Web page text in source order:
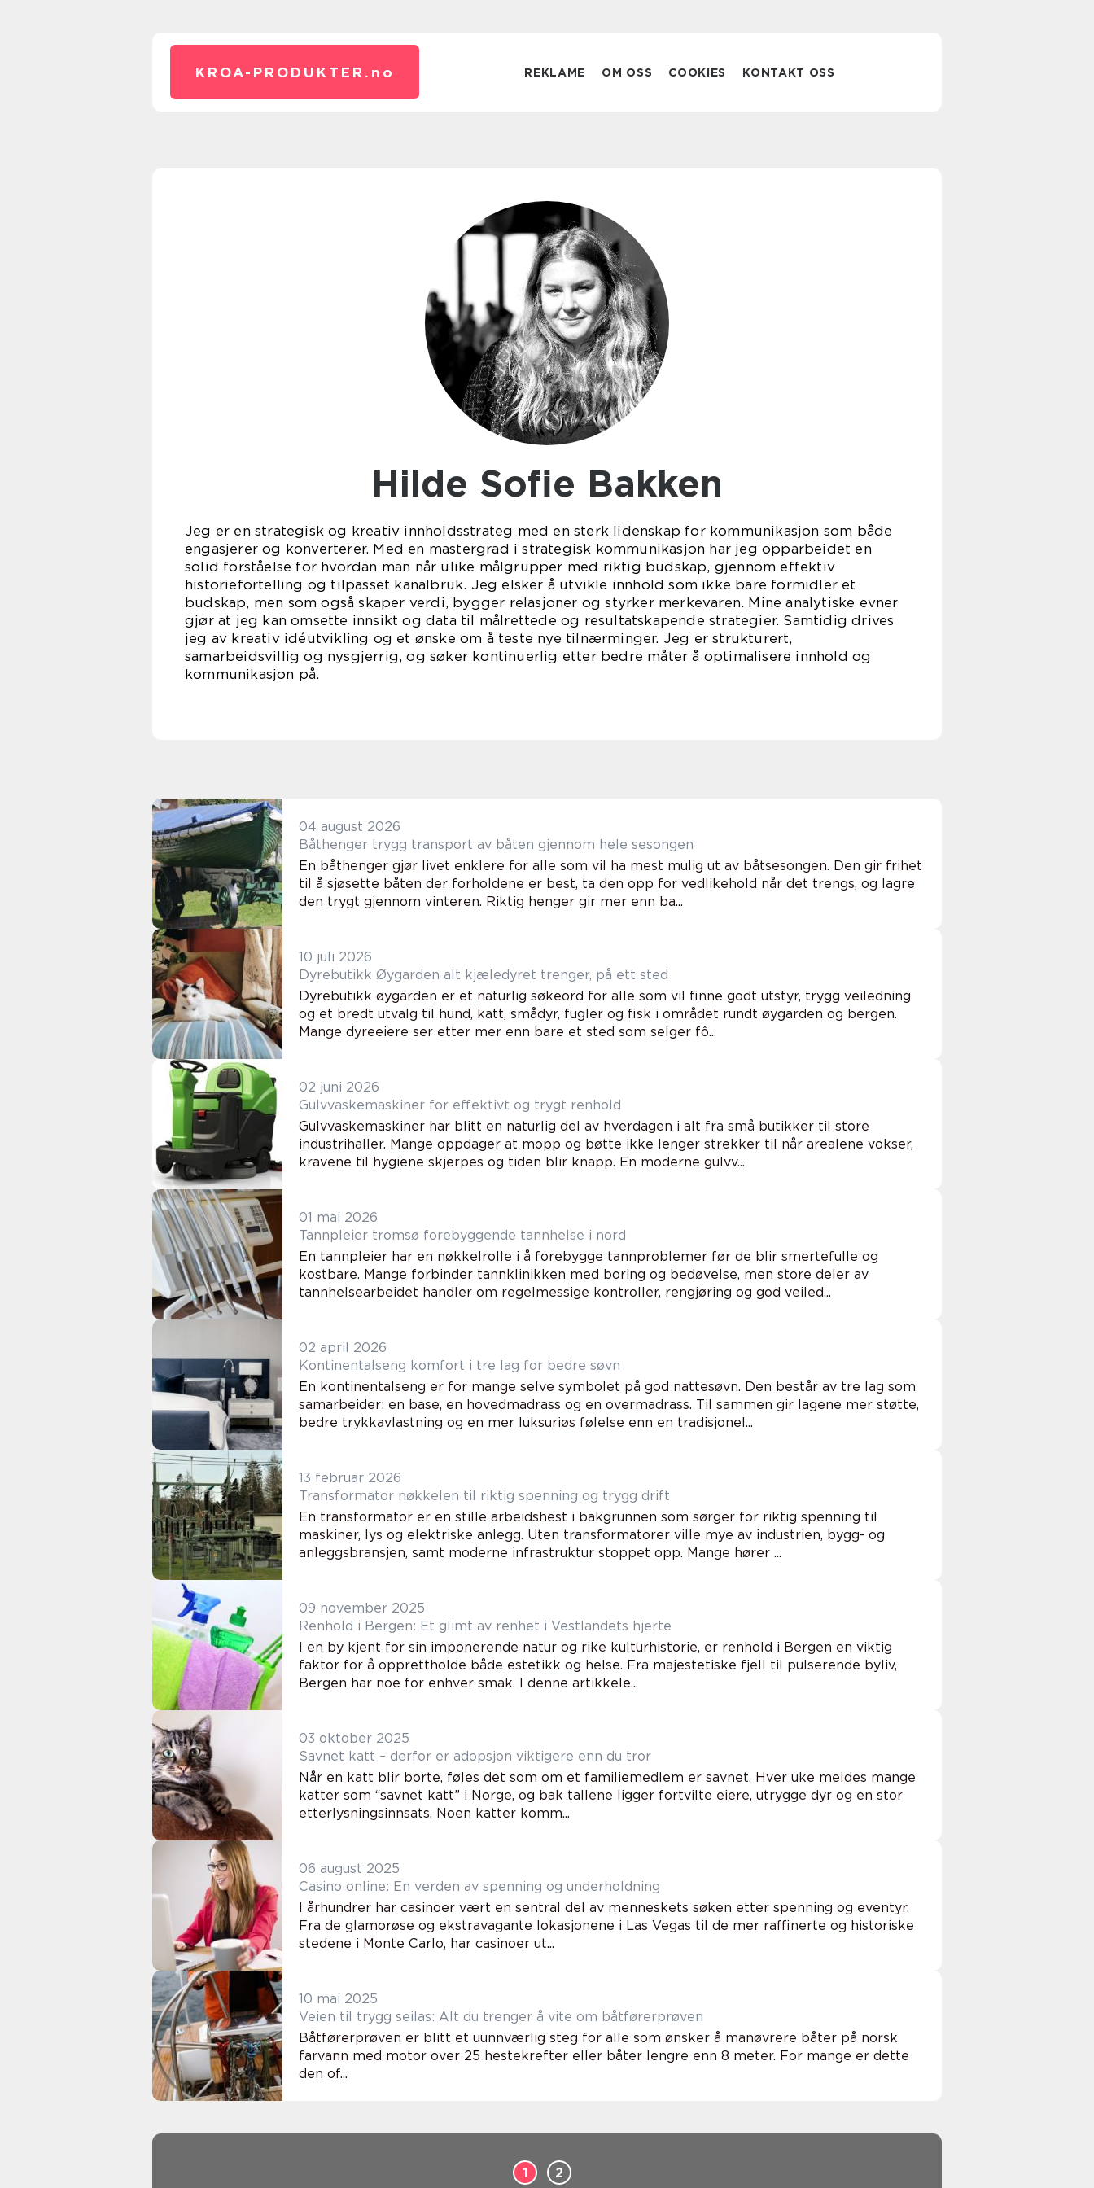
KROA-PRODUKTER. no REKLAME OM OSS COOKIES KONTAKT OSS
Hilde Sofie Bakken
Jeg er en strategisk og kreativ innholdsstrateg med en sterk lidenskap for kommunikasjon som både
engasjerer og konverterer. Med en mastergrad i strategisk kommunikasjon har jeg opparbeidet en
solid forståelse for hvordan man når ulike målgrupper med riktig budskap, gjennom effektiv
historiefortelling og tilpasset kanalbruk. Jeg elsker å utvikle innhold som ikke bare formidler et
budskap, men som også skaper verdi, bygger relasjoner og styrker merkevaren. Mine analytiske evner
gjør at jeg kan omsette innsikt og data til målrettede og resultatskapende strategier. Samtidig drives
jeg av kreativ idéutvikling og et ønske om å teste nye tilnærminger. Jeg er strukturert,
samarbeidsvillig og nysgjerrig, og søker kontinuerlig etter bedre måter å optimalisere innhold og
kommunikasjon på.
04 august 2026
Båthenger trygg transport av båten gjennom hele sesongen
En båthenger gjør livet enklere for alle som vil ha mest mulig ut av båtsesongen. Den gir frihet
til å sjøsette båten der forholdene er best, ta den opp for vedlikehold når det trengs, og lagre
den trygt gjennom vinteren. Riktig henger gir mer enn ba...
10 juli 2026
Dyrebutikk Øygarden alt kjæledyret trenger, på ett sted
Dyrebutikk øygarden er et naturlig søkeord for alle som vil finne godt utstyr, trygg veiledning
og et bredt utvalg til hund, katt, smådyr, fugler og fisk i området rundt øygarden og bergen.
Mange dyreeiere ser etter mer enn bare et sted som selger fô...
02 juni 2026
Gulvvaskemaskiner for effektivt og trygt renhold
Gulvvaskemaskiner har blitt en naturlig del av hverdagen i alt fra små butikker til store
industrihaller. Mange oppdager at mopp og bøtte ikke lenger strekker til når arealene vokser,
kravene til hygiene skjerpes og tiden blir knapp. En moderne gulvv...
01 mai 2026
Tannpleier tromsø forebyggende tannhelse i nord
En tannpleier har en nøkkelrolle i å forebygge tannproblemer før de blir smertefulle og
kostbare. Mange forbinder tannklinikken med boring og bedøvelse, men store deler av
tannhelsearbeidet handler om regelmessige kontroller, rengjøring og god veiled...
02 april 2026
Kontinentalseng komfort i tre lag for bedre søvn
En kontinentalseng er for mange selve symbolet på god nattesøvn. Den består av tre lag som
samarbeider: en base, en hovedmadrass og en overmadrass. Til sammen gir lagene mer støtte,
bedre trykkavlastning og en mer luksuriøs følelse enn en tradisjonel...
13 februar 2026
Transformator nøkkelen til riktig spenning og trygg drift
En transformator er en stille arbeidshest i bakgrunnen som sørger for riktig spenning til
maskiner, lys og elektriske anlegg. Uten transformatorer ville mye av industrien, bygg- og
anleggsbransjen, samt moderne infrastruktur stoppet opp. Mange hører ...
09 november 2025
Renhold i Bergen: Et glimt av renhet i Vestlandets hjerte
I en by kjent for sin imponerende natur og rike kulturhistorie, er renhold i Bergen en viktig
faktor for å opprettholde både estetikk og helse. Fra majestetiske fjell til pulserende byliv,
Bergen har noe for enhver smak. I denne artikkele...
03 oktober 2025
Savnet katt – derfor er adopsjon viktigere enn du tror
Når en katt blir borte, føles det som om et familiemedlem er savnet. Hver uke meldes mange
katter som “savnet katt” i Norge, og bak tallene ligger fortvilte eiere, utrygge dyr og en stor
etterlysningsinnsats. Noen katter komm...
06 august 2025
Casino online: En verden av spenning og underholdning
I århundrer har casinoer vært en sentral del av menneskets søken etter spenning og eventyr.
Fra de glamorøse og ekstravagante lokasjonene i Las Vegas til de mer raffinerte og historiske
stedene i Monte Carlo, har casinoer ut...
10 mai 2025
Veien til trygg seilas: Alt du trenger å vite om båtførerprøven
Båtførerprøven er blitt et uunnværlig steg for alle som ønsker å manøvrere båter på norsk
farvann med motor over 25 hestekrefter eller båter lengre enn 8 meter. For mange er dette
den of...
1 2